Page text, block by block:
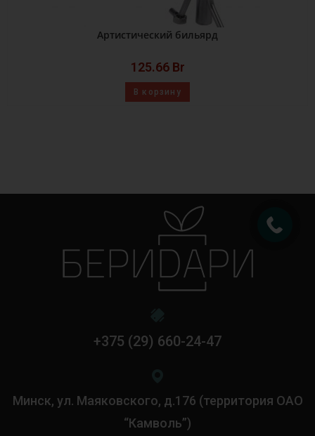
Артистический бильярд
125.66 Br
В корзину
+375 (29) 660-24-47
Минск, ул. Маяковского, д.176 (территория ОАО
“Камволь”)